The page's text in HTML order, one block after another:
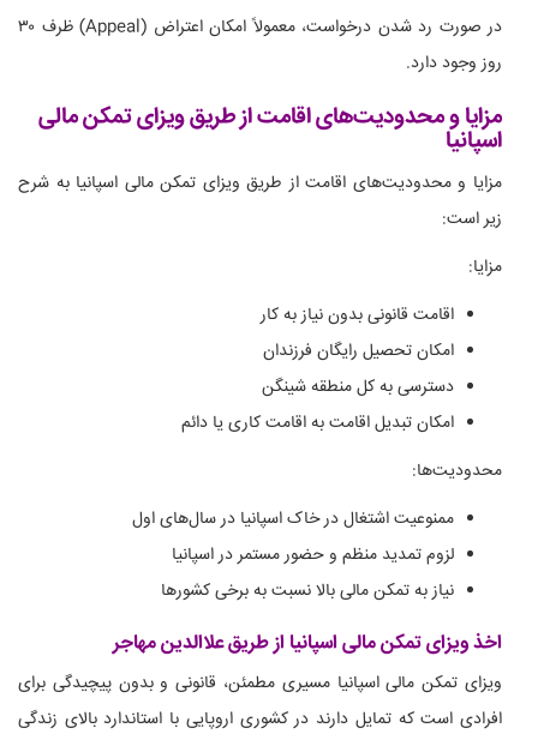
در صورت رد شدن درخواست، معمولاً امکان اعتراض (Appeal) ظرف ۳۰
روز وجود دارد.
مزایا و محدودیت‌های اقامت از طریق ویزای تمکن مالی
اسپانیا
مزایا و محدودیت‌های اقامت از طریق ویزای تمکن مالی اسپانیا به شرح
زیر است:
مزایا:
اقامت قانونی بدون نیاز به کار
امکان تحصیل رایگان فرزندان
دسترسی به کل منطقه شینگن
امکان تبدیل اقامت به اقامت کاری یا دائم
محدودیت‌ها:
ممنوعیت اشتغال در خاک اسپانیا در سال‌های اول
لزوم تمدید منظم و حضور مستمر در اسپانیا
نیاز به تمکن مالی بالا نسبت به برخی کشورها
اخذ ویزای تمکن مالی اسپانیا از طریق علاالدین مهاجر
ویزای تمکن مالی اسپانیا مسیری مطمئن، قانونی و بدون پیچیدگی برای
افرادی است که تمایل دارند در کشوری اروپایی با استاندارد بالای زندگی